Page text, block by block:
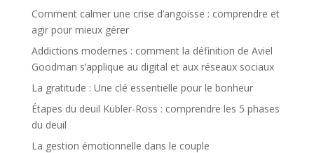
Comment calmer une crise d’angoisse : comprendre et
agir pour mieux gérer
Addictions modernes : comment la définition de Aviel
Goodman s’applique au digital et aux réseaux sociaux
La gratitude : Une clé essentielle pour le bonheur
Étapes du deuil Kübler-Ross : comprendre les 5 phases
du deuil
La gestion émotionnelle dans le couple